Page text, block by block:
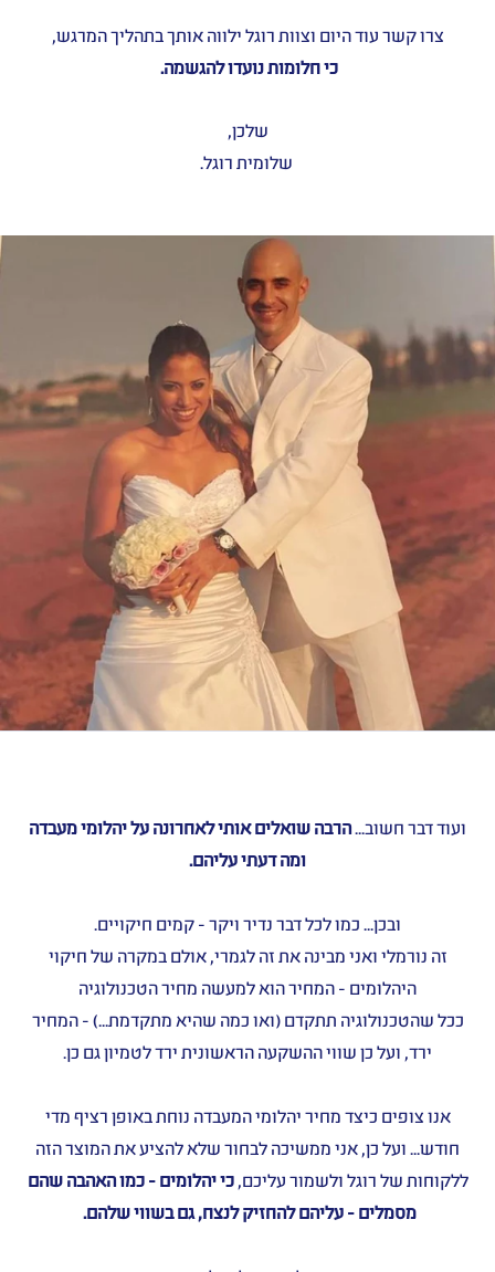
צרו קשר עוד היום וצוות רוגל ילווה אותך בתהליך המרגש,
כי חלומות נועדו להגשמה.
שלכן,
שלומית רוגל.
ועוד דבר חשוב...הרבה שואלים אותי לאחרונה על יהלומי מעבדה
ומה דעתי עליהם.
ובכן... כמו לכל דבר נדיר ויקר - קמים חיקויים.
זה נורמלי ואני מבינה את זה לגמרי, אולם במקרה של חיקוי
היהלומים - המחיר הוא למעשה מחיר הטכנולוגיה
ככל שהטכנולוגיה תתקדם (ואו כמה שהיא מתקדמת...) - המחיר
ירד, ועל כן שווי ההשקעה הראשונית ירד לטמיון גם כן.
אנו צופים כיצד מחיר יהלומי המעבדה נוחת באופן רציף מדי
חודש... ועל כן, אני ממשיכה לבחור שלא להציע את המוצר הזה
ללקוחות של רוגל ולשמור עליכם,כי יהלומים - כמו האהבה שהם
מסמלים - עליהם להחזיק לנצח, גם בשווי שלהם.